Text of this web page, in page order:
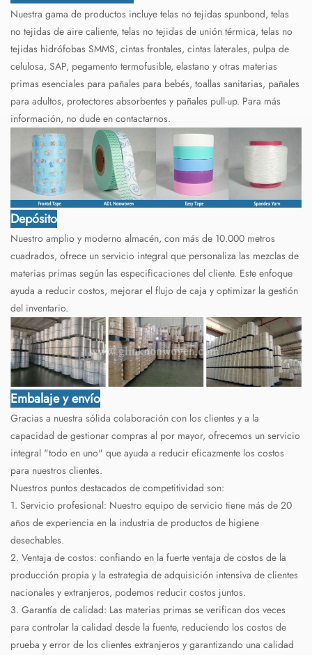
Nuestra gama de productos incluye telas no tejidas spunbond, telas
no tejidas de aire caliente, telas no tejidas de unión térmica, telas no
tejidas hidrófobas SMMS, cintas frontales, cintas laterales, pulpa de
celulosa, SAP, pegamento termofusible, elastano y otras materias
primas esenciales para pañales para bebés, toallas sanitarias, pañales
para adultos, protectores absorbentes y pañales pull-up. Para más
información, no dude en contactarnos.
Depósito
Nuestro amplio y moderno almacén, con más de 10.000 metros
cuadrados, ofrece un servicio integral que personaliza las mezclas de
materias primas según las especificaciones del cliente. Este enfoque
ayuda a reducir costos, mejorar el flujo de caja y optimizar la gestión
del inventario.
Embalaje y envío
Gracias a nuestra sólida colaboración con los clientes y a la
capacidad de gestionar compras al por mayor, ofrecemos un servicio
integral "todo en uno" que ayuda a reducir eficazmente los costos
para nuestros clientes.
Nuestros puntos destacados de competitividad son:
1. Servicio profesional: Nuestro equipo de servicio tiene más de 20
años de experiencia en la industria de productos de higiene
desechables.
2. Ventaja de costos: confiando en la fuerte ventaja de costos de la
producción propia y la estrategia de adquisición intensiva de clientes
nacionales y extranjeros, podemos reducir costos juntos.
3. Garantía de calidad: Las materias primas se verifican dos veces
para controlar la calidad desde la fuente, reduciendo los costos de
prueba y error de los clientes extranjeros y garantizando una calidad